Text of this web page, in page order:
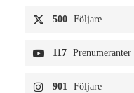
500 Följare
117 Prenumeranter
901 Följare